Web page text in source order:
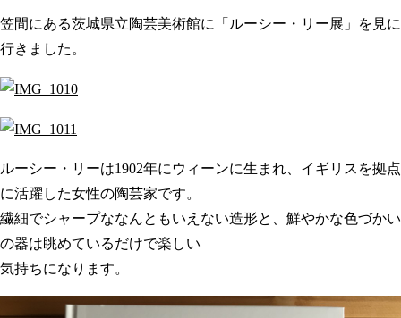
笠間にある茨城県立陶芸美術館に「ルーシー・リー展」を見に
行きました。
ルーシー・リーは1902年にウィーンに生まれ、イギリスを拠点
に活躍した女性の陶芸家です。
繊細でシャープななんともいえない造形と、鮮やかな色づかい
の器は眺めているだけで楽しい
気持ちになります。